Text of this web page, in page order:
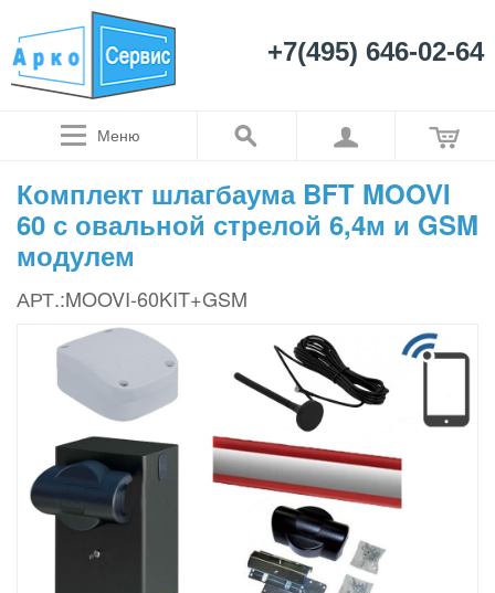
+7(495) 646-02-64
Меню
Комплект шлагбаума BFT MOOVI
60 с овальной стрелой 6,4м и GSM
модулем
АРТ.:MOOVI-60KIT+GSM